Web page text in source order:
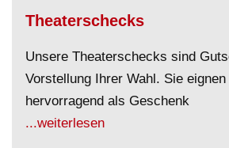
Theaterschecks
Unsere Theaterschecks sind
Vorstellung Ihrer Wahl. Sie
hervorragend als Geschenk
...weiterlesen